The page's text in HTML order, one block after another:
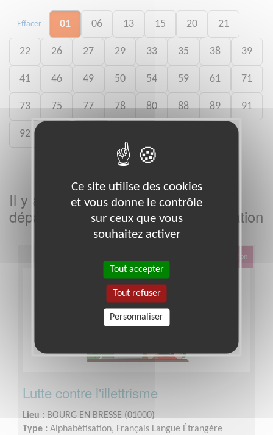
Effacer 01 06 13 15 20 21
22 26 27 29 33 35 38 39
41 46 49 50 54 59 61 71
73 75 77 78 80 88 89 91
92
Il y a
missions bénévoles dans le
départementAindans cette association
Éducation & Formation
Lutte contre l'illettrisme
Lieu :BOURG EN BRESSE (01000)
Type : Alphabétisation, Français Langue Étrangère
Ce site utilise des cookies
et vous donne le contrôle
sur ceux que vous
souhaitez activer
Tout accepter
Tout refuser
Personnaliser